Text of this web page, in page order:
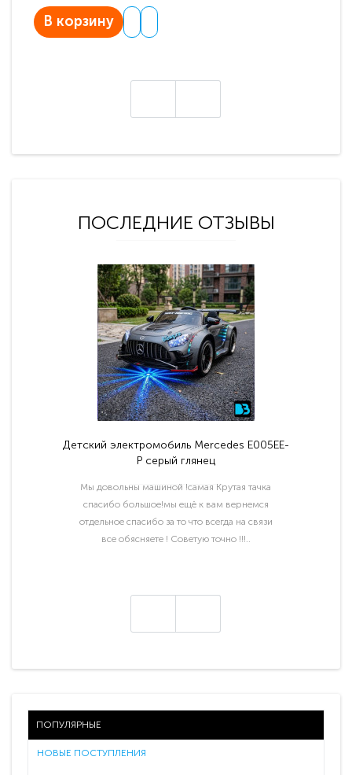
В корзину
ПОСЛЕДНИЕ ОТЗЫВЫ
Детский электромобиль Mercedes E005EE-
P серый глянец
Мы довольны машиной !самая Крутая тачка
спасибо большое!мы ещё к вам вернемся
отдельное спасибо за то что всегда на связи
все обясняете ! Советую точно !!!..
ПОПУЛЯРНЫЕ
НОВЫЕ ПОСТУПЛЕНИЯ